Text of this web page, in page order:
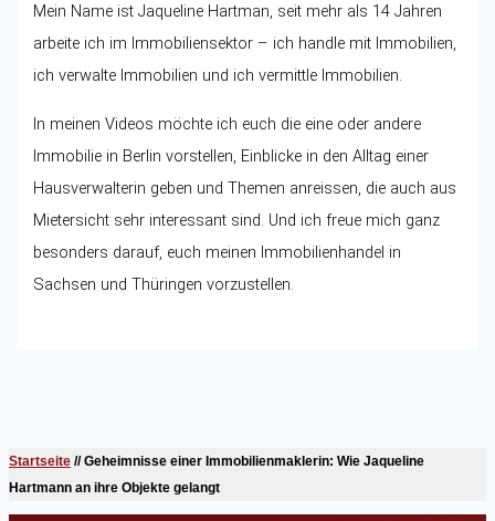
Mein Name ist Jaqueline Hartman, seit mehr als 14 Jahren
arbeite ich im Immobiliensektor – ich handle mit Immobilien,
ich verwalte Immobilien und ich vermittle Immobilien.
In meinen Videos möchte ich euch die eine oder andere
Immobilie in Berlin vorstellen, Einblicke in den Alltag einer
Hausverwalterin geben und Themen anreissen, die auch aus
Mietersicht sehr interessant sind. Und ich freue mich ganz
besonders darauf, euch meinen Immobilienhandel in
Sachsen und Thüringen vorzustellen.
Startseite //Geheimnisse einer Immobilienmaklerin: Wie Jaqueline
Hartmann an ihre Objekte gelangt